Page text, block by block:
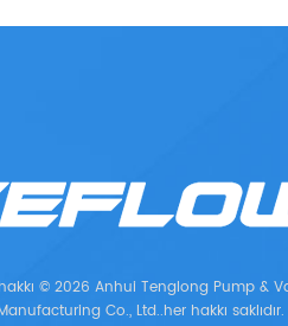
© 2026 Anhui Tenglong Pump &
Co., Ltd..her hakkı saklıdır.